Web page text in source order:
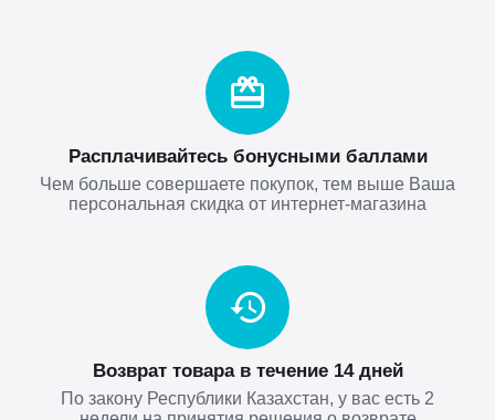
Расплачивайтесь бонусными баллами
Чем больше совершаете покупок, тем выше Ваша
персональная скидка от интернет-магазина
Возврат товара в течение 14 дней
По закону Республики Казахстан, у вас есть 2